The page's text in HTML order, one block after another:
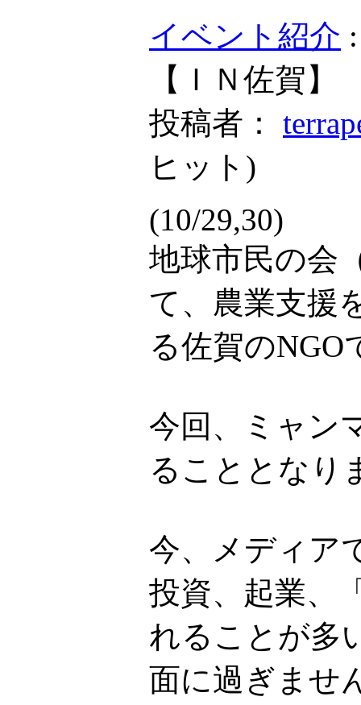
イベント紹介
【ＩＮ佐賀】
投稿者：
ヒット )
(10/29,30)
地球市民の会
て、農業支援
る佐賀のNGO
今回、ミャン
ることとなり
今、メディア
投資、起業、
れることが多
面に過ぎませ